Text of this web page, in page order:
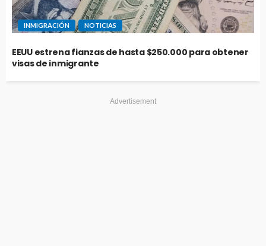
INMIGRACIÓN NOTICIAS
EEUU estrena fianzas de hasta $250.000 para obtener
visas de inmigrante
Advertisement